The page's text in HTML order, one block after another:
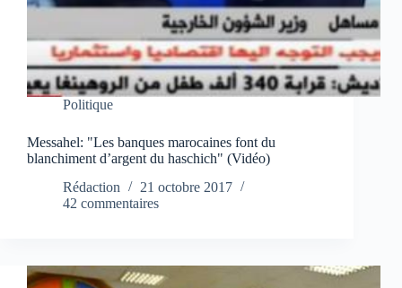
Politique
Messahel: "Les banques marocaines font du
blanchiment d’argent du haschich" (Vidéo)
Rédaction
21 octobre 2017
42 commentaires